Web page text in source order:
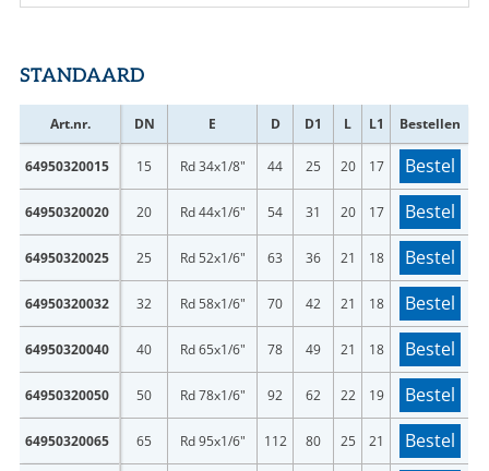
STANDAARD
Art.nr. DN E D D1 L L1 Bestellen
64950320015 15 Rd 34x1/8" 44 25 20 17 Bestel
64950320020 20 Rd 44x1/6" 54 31 20 17 Bestel
64950320025 25 Rd 52x1/6" 63 36 21 18 Bestel
64950320032 32 Rd 58x1/6" 70 42 21 18 Bestel
64950320040 40 Rd 65x1/6" 78 49 21 18 Bestel
64950320050 50 Rd 78x1/6" 92 62 22 19 Bestel
64950320065 65 Rd 95x1/6" 112 80 25 21 Bestel